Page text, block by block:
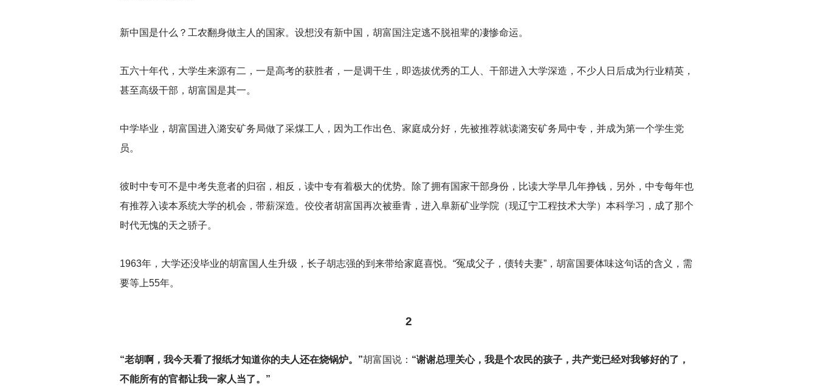
新中国是什么？工农翻身做主人的国家。设想没有新中国，胡富国注定逃不脱祖辈的凄惨命运。
五六十年代，大学生来源有二，一是高考的获胜者，一是调干生，即选拔优秀的工人、干部进入大学深造，不少人日后成为行业精英，
甚至高级干部，胡富国是其一。
中学毕业，胡富国进入潞安矿务局做了采煤工人，因为工作出色、家庭成分好，先被推荐就读潞安矿务局中专，并成为第一个学生党
员。
彼时中专可不是中考失意者的归宿，相反，读中专有着极大的优势。除了拥有国家干部身份，比读大学早几年挣钱，另外，中专每年也
有推荐入读本系统大学的机会，带薪深造。佼佼者胡富国再次被垂青，进入阜新矿业学院（现辽宁工程技术大学）本科学习，成了那个
时代无愧的天之骄子。
1963年，大学还没毕业的胡富国人生升级，长子胡志强的到来带给家庭喜悦。“冤成父子，债转夫妻”，胡富国要体味这句话的含义，需
要等上55年。
2
“老胡啊，我今天看了报纸才知道你的夫人还在烧锅炉。”胡富国说： “谢谢总理关心，我是个农民的孩子，共产党已经对我够好的了，
不能所有的官都让我一家人当了。”